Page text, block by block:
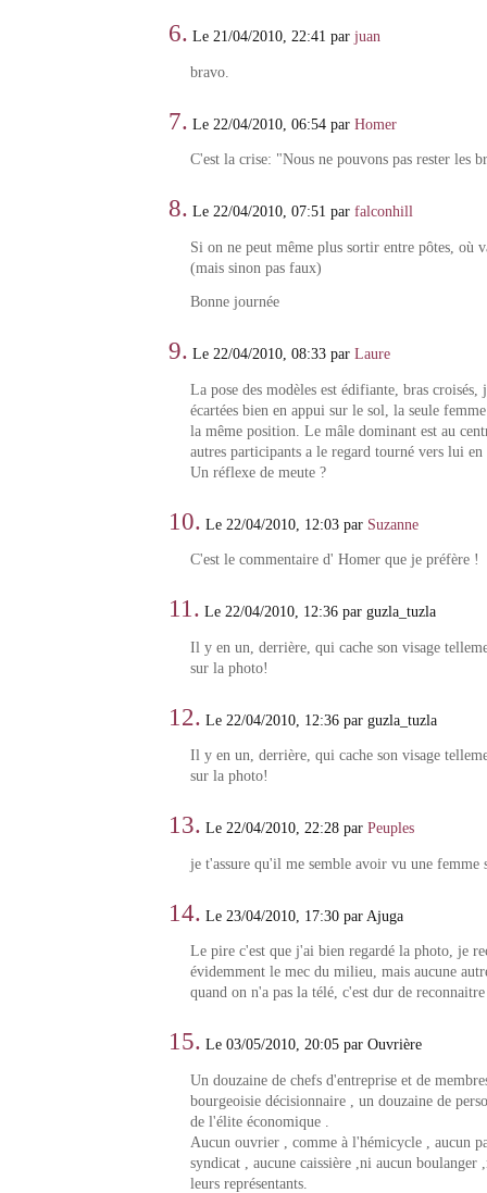
6. Le 21/04/2010, 22:41 parjuan
bravo.
7. Le 22/04/2010, 06:54 parHomer
C'est la crise: "Nous ne pouvons pas rester les
8. Le 22/04/2010, 07:51 parfalconhill
Si on ne peut même plus sortir entre pôtes, où
(mais sinon pas faux)
Bonne journée
9. Le 22/04/2010, 08:33 parLaure
La pose des modèles est édifiante, bras croisés,
écartées bien en appui sur le sol, la seule
la même position. Le mâle dominant est au
autres participants a le regard tourné vers lui en
Un réflexe de meute ?
10. Le 22/04/2010, 12:03 par Suzanne
C'est le commentaire d' Homer que je préfère !
11. Le 22/04/2010, 12:36 par guzla_tuzla
Il y en un, derrière, qui cache son visage
sur la photo!
12. Le 22/04/2010, 12:36 par guzla_tuzla
Il y en un, derrière, qui cache son visage
sur la photo!
13. Le 22/04/2010, 22:28 parPeuples
je t'assure qu'il me semble avoir vu une femme
14. Le 23/04/2010, 17:30 par Ajuga
Le pire c'est que j'ai bien regardé la photo, je
évidemment le mec du milieu, mais aucune
quand on n'a pas la télé, c'est dur de reconnaitre
15. Le 03/05/2010, 20:05 par Ouvrière
Un douzaine de chefs d'entreprise et de
bourgeoisie décisionnaire , un douzaine de
de l'élite économique .
Aucun ouvrier , comme à l'hémicycle , aucun
syndicat , aucune caissière ,ni aucun boulanger
leurs représentants.